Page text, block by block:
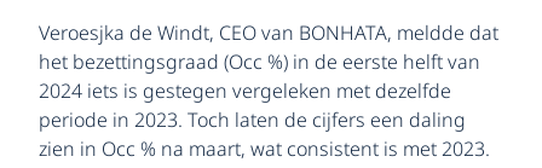
Veroesjka de Windt, CEO van BONHATA, meldde dat
het bezettingsgraad (Occ %) in de eerste helft van
2024 iets is gestegen vergeleken met dezelfde
periode in 2023. Toch laten de cijfers een daling
zien in Occ % na maart, wat consistent is met 2023.